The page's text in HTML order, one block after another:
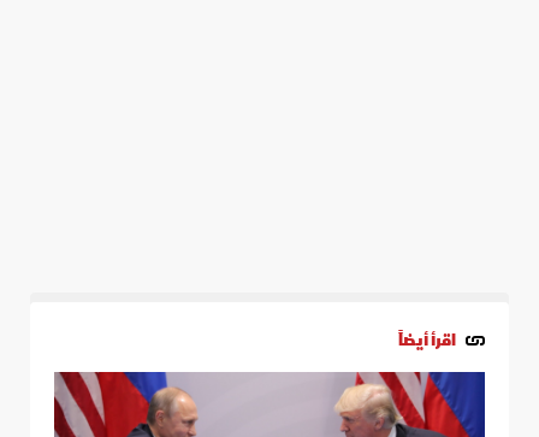
اقرأ أيضاً